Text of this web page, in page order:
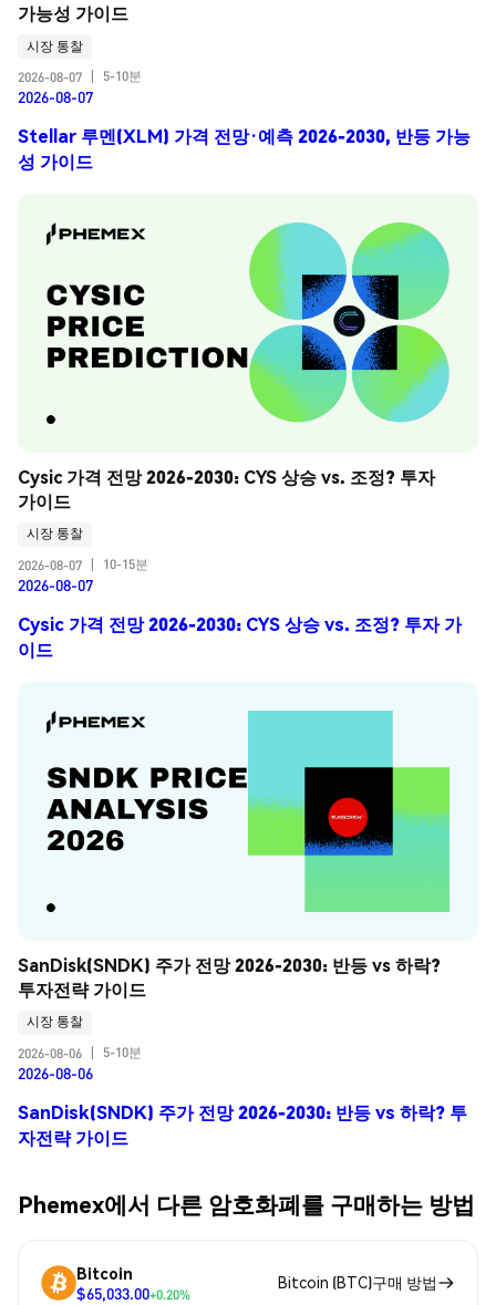
가능성 가이드
시장 통찰
2026-08-07
5-10분
2026-08-07
Stellar 루멘(XLM) 가격 전망·예측 2026-2030, 반등 가능
성 가이드
Cysic 가격 전망 2026-2030: CYS 상승 vs. 조정? 투자
가이드
시장 통찰
2026-08-07
10-15분
2026-08-07
Cysic 가격 전망 2026-2030: CYS 상승 vs. 조정? 투자 가
이드
SanDisk(SNDK) 주가 전망 2026-2030: 반등 vs 하락?
투자전략 가이드
시장 통찰
2026-08-06
5-10분
2026-08-06
SanDisk(SNDK) 주가 전망 2026-2030: 반등 vs 하락? 투
자전략 가이드
Phemex에서 다른 암호화폐를 구매하는 방법
Bitcoin
$65,033.00+0.20%
Bitcoin (BTC)구매 방법